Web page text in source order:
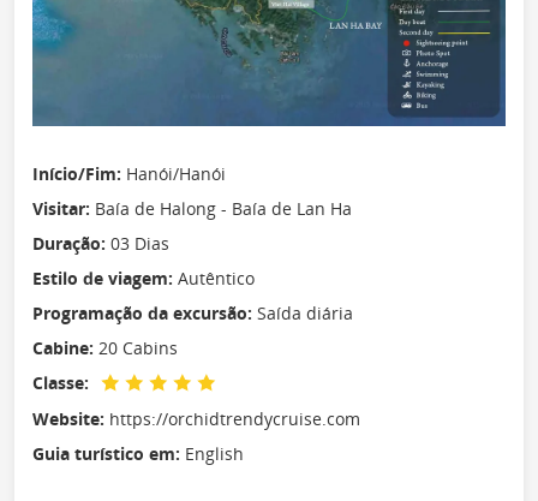
Início/Fim: Hanói/Hanói
Visitar: Baía de Halong - Baía de Lan Ha
Duração: 03 Dias
Estilo de viagem: Autêntico
Programação da excursão: Saída diária
Cabine: 20 Cabins
Classe:
Website: https://orchidtrendycruise.com
Guia turístico em: English